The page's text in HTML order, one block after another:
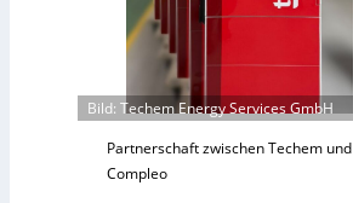
n
d
r
e
n
t
Bild: Techem Energy Services GmbH
Partnerschaft zwischen Techem und
Compleo